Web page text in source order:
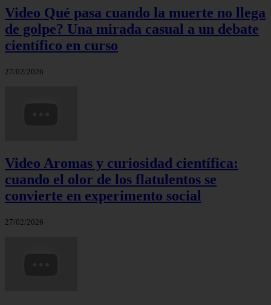
Video Qué pasa cuando la muerte no llega
de golpe? Una mirada casual a un debate
científico en curso
27/02/2026
Video Aromas y curiosidad científica:
cuando el olor de los flatulentos se
convierte en experimento social
27/02/2026